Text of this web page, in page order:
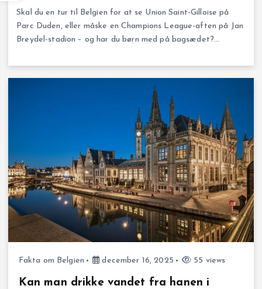
Skal du en tur til Belgien for at se Union Saint-Gilloise på
Parc Duden, eller måske en Champions League-aften på Jan
Breydel-stadion – og har du børn med på bagsædet?…
Fakta om Belgien december 16, 2025 55 views
Kan man drikke vandet fra hanen i